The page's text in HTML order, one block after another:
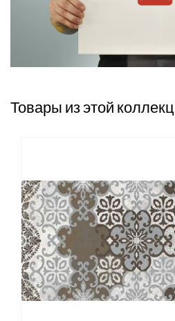
Товары из этой